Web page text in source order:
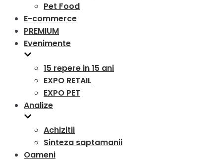
Pet Food
E-commerce
PREMIUM
Evenimente
15 repere in 15 ani
EXPO RETAIL
EXPO PET
Analize
Achizitii
Sinteza saptamanii
Oameni